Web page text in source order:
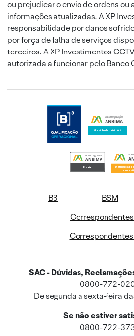
ou prejudicar o envio de ordens ou
informações atualizadas. A XP
responsabilidade por danos
por força de falha de serviços
terceiros. A XP Investimentos
autorizada a funcionar pelo Banco
B3 BSM
SAC - Dúvidas,
0800-772-
De segunda a sexta-feira
Se não estiver
0800-722-